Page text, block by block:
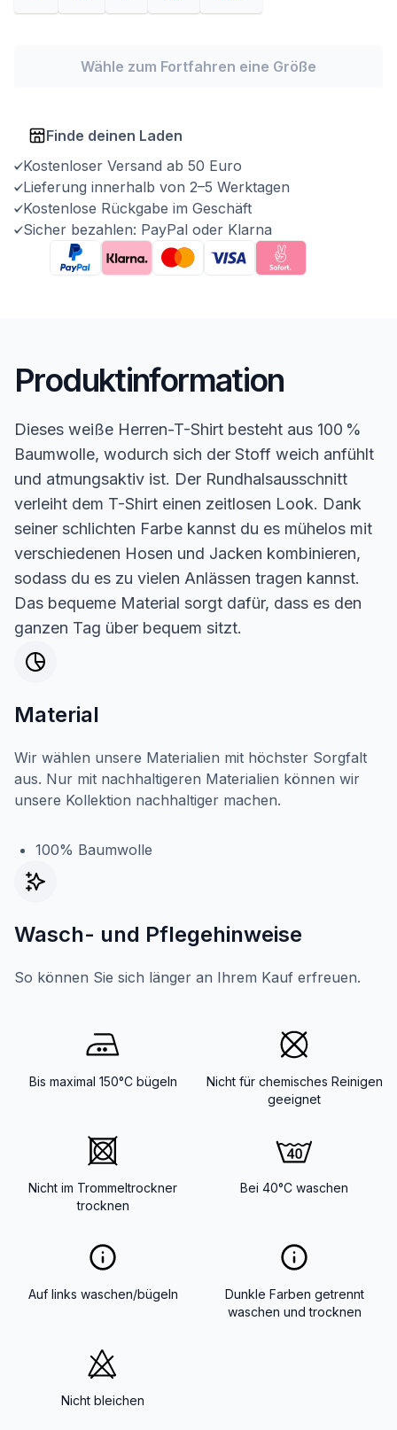
Wähle zum Fortfahren eine Größe
Finde deinen Laden
Kostenloser Versand ab 50 Euro
Lieferung innerhalb von 2–5 Werktagen
Kostenlose Rückgabe im Geschäft
Sicher bezahlen: PayPal oder Klarna
Produktinformation
Dieses weiße Herren-T-Shirt besteht aus 100 %
Baumwolle, wodurch sich der Stoff weich anfühlt
und atmungsaktiv ist. Der Rundhalsausschnitt
verleiht dem T-Shirt einen zeitlosen Look. Dank
seiner schlichten Farbe kannst du es mühelos mit
verschiedenen Hosen und Jacken kombinieren,
sodass du es zu vielen Anlässen tragen kannst.
Das bequeme Material sorgt dafür, dass es den
ganzen Tag über bequem sitzt.
Material
Wir wählen unsere Materialien mit höchster Sorgfalt
aus. Nur mit nachhaltigeren Materialien können wir
unsere Kollektion nachhaltiger machen.
100% Baumwolle
Wasch- und Pflegehinweise
So können Sie sich länger an Ihrem Kauf erfreuen.
Bis maximal 150°C bügeln
Nicht für chemisches Reinigen
geeignet
Nicht im Trommeltrockner
trocknen
Bei 40°C waschen
Auf links waschen/bügeln
Dunkle Farben getrennt
waschen und trocknen
Nicht bleichen